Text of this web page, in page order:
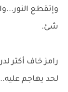
وإتقطع
شئ.
رامز خاف أكتر
لحد يهاجم